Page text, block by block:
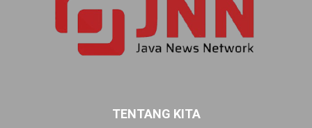
TENTANG KITA